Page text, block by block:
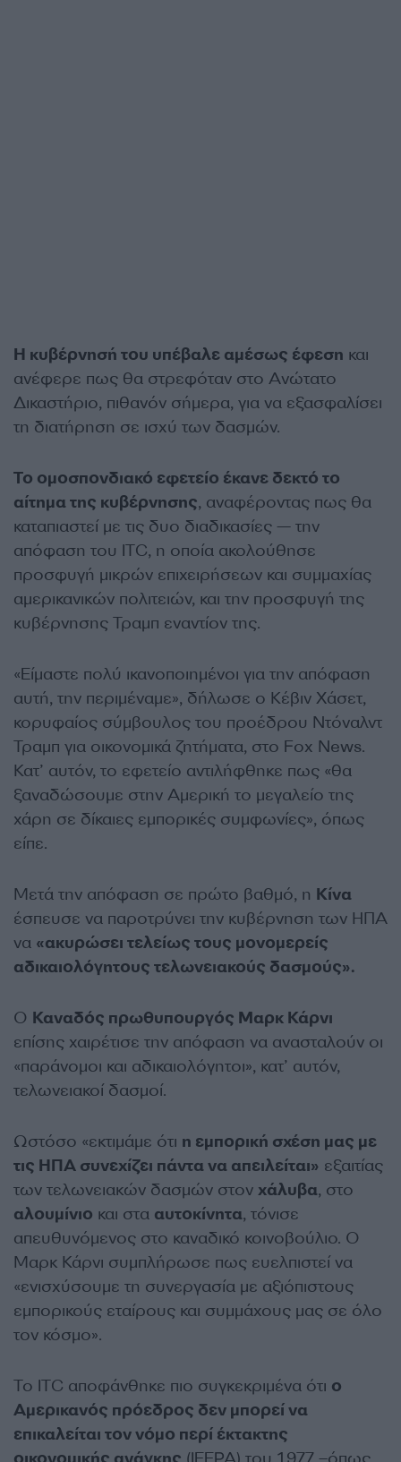
Η κυβέρνησή του υπέβαλε αμέσως έφεση και
ανέφερε πως θα στρεφόταν στο Ανώτατο
Δικαστήριο, πιθανόν σήμερα, για να εξασφαλίσει
τη διατήρηση σε ισχύ των δασμών.
Το ομοσπονδιακό εφετείο έκανε δεκτό το
αίτημα της κυβέρνησης, αναφέροντας πως θα
καταπιαστεί με τις δυο διαδικασίες — την
απόφαση του ITC, η οποία ακολούθησε
προσφυγή μικρών επιχειρήσεων και συμμαχίας
αμερικανικών πολιτειών, και την προσφυγή της
κυβέρνησης Τραμπ εναντίον της.
«Είμαστε πολύ ικανοποιημένοι για την απόφαση
αυτή, την περιμέναμε», δήλωσε ο Κέβιν Χάσετ,
κορυφαίος σύμβουλος του προέδρου Ντόναλντ
Τραμπ για οικονομικά ζητήματα, στο Fox News.
Κατ’ αυτόν, το εφετείο αντιλήφθηκε πως «θα
ξαναδώσουμε στην Αμερική το μεγαλείο της
χάρη σε δίκαιες εμπορικές συμφωνίες», όπως
είπε.
Μετά την απόφαση σε πρώτο βαθμό, η Κίνα
έσπευσε να παροτρύνει την κυβέρνηση των ΗΠΑ
να «ακυρώσει τελείως τους μονομερείς
αδικαιολόγητους τελωνειακούς δασμούς».
Ο Καναδός πρωθυπουργός Μαρκ Κάρνι
επίσης χαιρέτισε την απόφαση να ανασταλούν οι
«παράνομοι και αδικαιολόγητοι», κατ’ αυτόν,
τελωνειακοί δασμοί.
Ωστόσο «εκτιμάμε ότι η εμπορική σχέση μας με
τις ΗΠΑ συνεχίζει πάντα να απειλείται» εξαιτίας
των τελωνειακών δασμών στον χάλυβα, στο
αλουμίνιο και στα αυτοκίνητα, τόνισε
απευθυνόμενος στο καναδικό κοινοβούλιο. Ο
Μαρκ Κάρνι συμπλήρωσε πως ευελπιστεί να
«ενισχύσουμε τη συνεργασία με αξιόπιστους
εμπορικούς εταίρους και συμμάχους μας σε όλο
τον κόσμο».
Το ITC αποφάνθηκε πιο συγκεκριμένα ότι ο
Αμερικανός πρόεδρος δεν μπορεί να
επικαλείται τον νόμο περί έκτακτης